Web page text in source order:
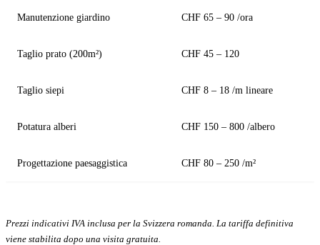
Manutenzione giardino CHF 65 – 90 /ora
Taglio prato (200m²) CHF 45 – 120
Taglio siepi CHF 8 – 18 /m lineare
Potatura alberi CHF 150 – 800 /albero
Progettazione paesaggistica CHF 80 – 250 /m²
Prezzi indicativi IVA inclusa per la Svizzera romanda. La tariffa definitiva
viene stabilita dopo una visita gratuita.